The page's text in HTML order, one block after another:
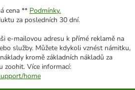
cena ** Podmínky.
za posledních 30 dní.
e-mailovou adresu k přímé reklamě na
služby. Můžete kdykoli vznést námitku,
kromě základních nákladů za
zoohit. Více informací:
home